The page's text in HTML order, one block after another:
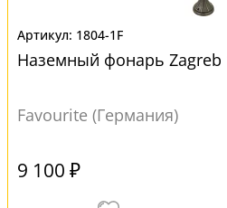
1804-1F
Наземный фонарь Zagreb
Favourite (Германия)
9 100 ₽